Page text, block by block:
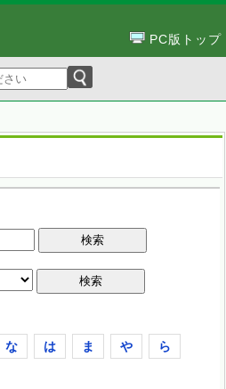
PC版トップ
な は ま や ら